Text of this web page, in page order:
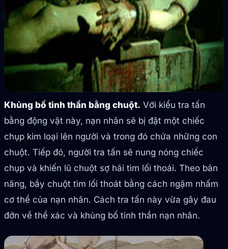
Khủng bố tinh thần bằng chuột. Với kiểu tra tấn
bằng động vật này, nạn nhân sẽ bị đặt một chiếc
chụp kim loại lên người và trong đó chứa những con
chuột. Tiếp đó, người tra tấn sẽ nung nóng chiếc
chụp và khiến lũ chuột sợ hãi tìm lối thoái. Theo bản
năng, bầy chuột tìm lối thoát bằng cách ngặm nhấm
cơ thể của nạn nhân. Cách tra tấn này vừa gây đau
đớn về thể xác và khủng bố tinh thần nạn nhân.